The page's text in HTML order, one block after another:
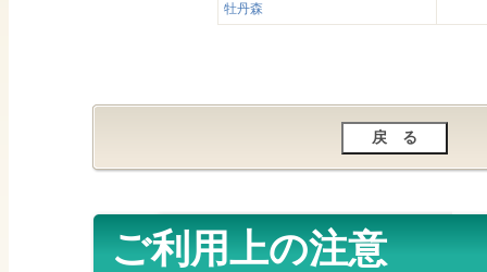
牡丹森
ご利用上の注意